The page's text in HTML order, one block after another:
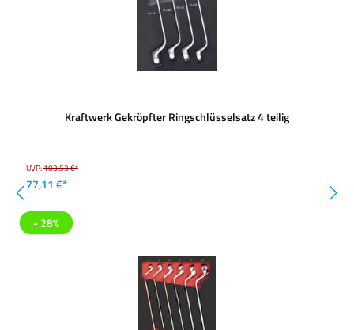
Kraftwerk Gekröpfter Ringschlüsselsatz 4 teilig
UVP:103,53 €*
77,11 €*
- 28%